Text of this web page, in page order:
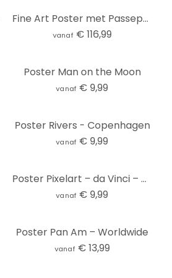
Fine Art Poster met Passepartout Marunde - Nachthond (2018)
vanaf € 116,99
Poster Man on the Moon
vanaf € 9,99
Poster Rivers - Copenhagen
vanaf € 9,99
Poster Pixelart – da Vinci – De dame…
vanaf € 9,99
Poster Pan Am – Worldwide
vanaf € 13,99